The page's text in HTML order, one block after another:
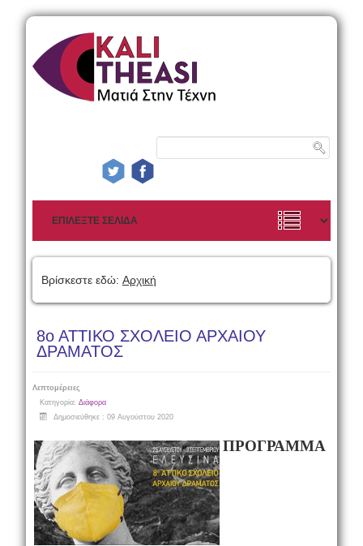
Βρίσκεστε εδώ: Αρχική
8ο ΑΤΤΙΚΟ ΣΧΟΛΕΙΟ ΑΡΧΑΙΟΥ
ΔΡΑΜΑΤΟΣ
Λεπτομέρειες
Κατηγορία: Διάφορα
Δημοσιεύθηκε : 09 Αυγούστου 2020
ΠΡΟΓΡΑΜΜΑ